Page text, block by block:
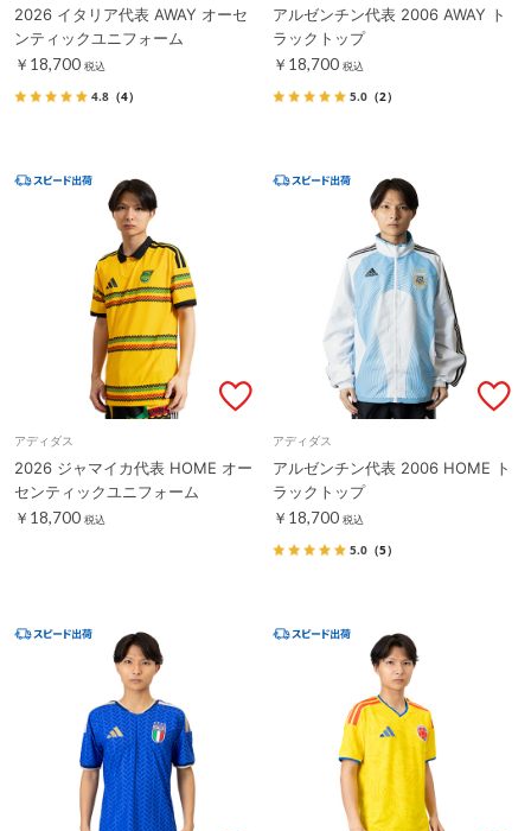
2026 イタリア代表 AWAY オーセ
ンティックユニフォーム
￥18,700 税込
4.8 （4）
アルゼンチン代表 2006 AWAY ト
ラックトップ
￥18,700 税込
5.0 （2）
アディダス
2026 ジャマイカ代表 HOME オー
センティックユニフォーム
￥18,700 税込
アディダス
アルゼンチン代表 2006 HOME ト
ラックトップ
￥18,700 税込
5.0 （5）